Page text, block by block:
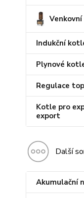
Indukční
Plynové
Regulace
Kotle pro
export
Další
Akumulační